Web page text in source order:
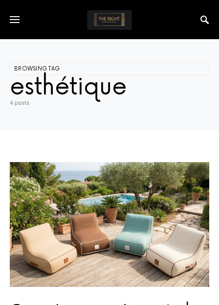
BROWSING TAG
esthétique
4 posts